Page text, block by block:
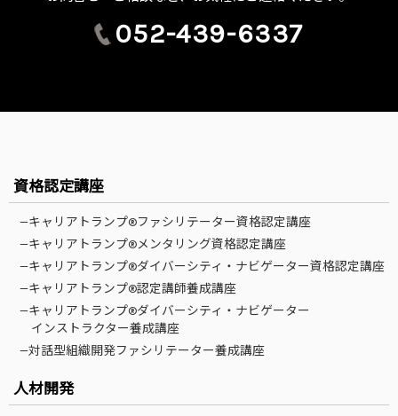
052-439-6337
資格認定講座
—キャリアトランプ®ファシリテーター資格認定講座
—キャリアトランプ®メンタリング資格認定講座
—キャリアトランプ®ダイバーシティ・ナビゲーター資格認定講座
—キャリアトランプ®認定講師養成講座
—キャリアトランプ®ダイバーシティ・ナビゲーター
インストラクター養成講座
—対話型組織開発ファシリテーター養成講座
人材開発